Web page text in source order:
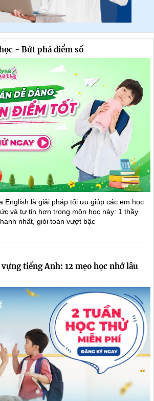
- Bứt phá điểm số
English là giải pháp tối ưu giúp các em học
và tự tin hơn trong môn học này: 1 thầy
nhất, giỏi toán vượt bậc
tiếng Anh: 12 mẹo học nhớ lâu